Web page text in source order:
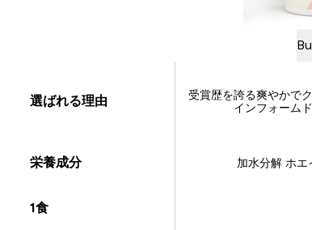
選ばれる理由
受賞歴を誇る爽やかで
インフォーム
栄養成分 加水分解 ホ
1食